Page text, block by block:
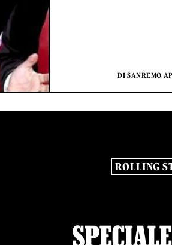
DI SANREMO
ROLLING